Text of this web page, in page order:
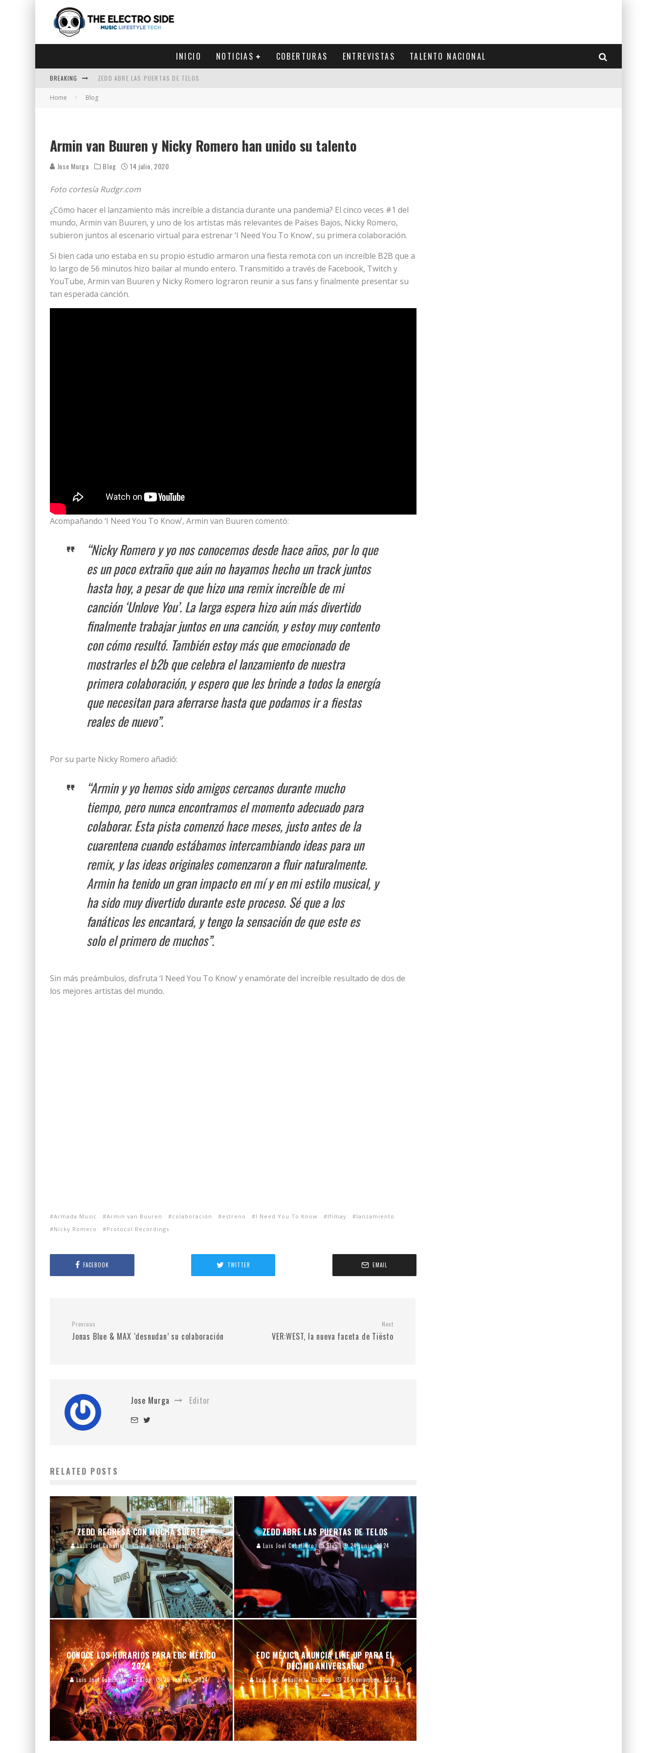
INICIO NOTICIAS COBERTURAS ENTREVISTAS TALENTO NACIONAL
BREAKING ZEDD ABRE LAS PUERTAS DE TELOS
ZEDD IN THE PARK VUELVE A LA
Home Blog
Armin van Buuren y Nicky Romero han unido su talento
Jose Murga Blog 14 julio, 2020
Foto cortesía Rudgr.com
¿Cómo hacer el lanzamiento más increíble a distancia durante una pandemia? El cinco veces #1 del
mundo, Armin van Buuren, y uno de los artistas más relevantes de Países Bajos, Nicky Romero,
subieron juntos al escenario virtual para estrenar ‘I Need You To Know’, su primera colaboración.
Si bien cada uno estaba en su propio estudio armaron una fiesta remota con un increíble B2B que a
lo largo de 56 minutos hizo bailar al mundo entero. Transmitido a través de Facebook, Twitch y
YouTube, Armin van Buuren y Nicky Romero lograron reunir a sus fans y finalmente presentar su
tan esperada canción.
Acompañando ‘I Need You To Know’, Armin van Buuren comentó:
“Nicky Romero y yo nos conocemos desde hace años, por lo que
es un poco extraño que aún no hayamos hecho un track juntos
hasta hoy, a pesar de que hizo una remix increíble de mi
canción ‘Unlove You’. La larga espera hizo aún más divertido
finalmente trabajar juntos en una canción, y estoy muy contento
con cómo resultó. También estoy más que emocionado de
mostrarles el b2b que celebra el lanzamiento de nuestra
primera colaboración, y espero que les brinde a todos la energía
que necesitan para aferrarse hasta que podamos ir a fiestas
reales de nuevo”.
Por su parte Nicky Romero añadió:
“Armin y yo hemos sido amigos cercanos durante mucho
tiempo, pero nunca encontramos el momento adecuado para
colaborar. Esta pista comenzó hace meses, justo antes de la
cuarentena cuando estábamos intercambiando ideas para un
remix, y las ideas originales comenzaron a fluir naturalmente.
Armin ha tenido un gran impacto en mí y en mi estilo musical, y
ha sido muy divertido durante este proceso. Sé que a los
fanáticos les encantará, y tengo la sensación de que este es
solo el primero de muchos”.
Sin más preámbulos, disfruta ‘I Need You To Know’ y enamórate del increíble resultado de dos de
los mejores artistas del mundo.
Armada Music Armin van Buuren colaboración estreno I Need You To Know Ifimay
lanzamiento
Nicky Romero
Protocol Recordings
FACEBOOK TWITTER EMAIL
Previous
Jonas Blue & MAX ‘desnudan’ su colaboración
Next
VER:WEST, la nueva faceta de Tiësto
Jose Murga Editor
RELATED POSTS
ZEDD REGRESA CON MUCHA SUERTE
Luis Joel Caballero Blog 14 agosto, 2024
ZEDD ABRE LAS PUERTAS DE TELOS
Luis Joel Caballero Blog 24 junio, 2024
CONOCE LOS HORARIOS PARA EDC MÉXICO
2024
Luis Joel Caballero Blog 20 febrero, 2024
EDC MÉXICO ANUNCIA LINE UP PARA EL
DÉCIMO ANIVERSARIO
Luis Joel Caballero Blog 28 noviembre, 2023